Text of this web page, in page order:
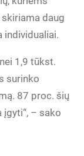
daug
individualiai.
1,9 tūkst.
surinko
87 proc. šių
įgyti“, – sako